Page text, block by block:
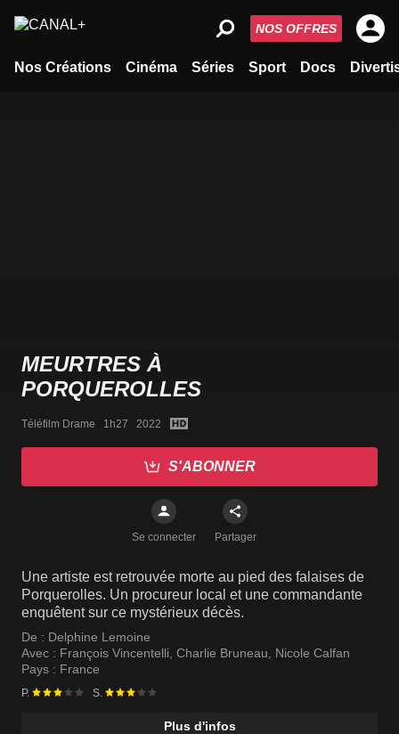
Nos Créations Cinéma Séries Sport Docs
NOS OFFRES
MEURTRES À
PORQUEROLLES
Téléfilm Drame   1h27   2022
S'ABONNER
Se connecter Partager
Une artiste est retrouvée morte au pied des falaises de
Porquerolles. Un procureur local et une commandante
enquêtent sur ce mystérieux décès.
De : Delphine Lemoine
Avec : François Vincentelli Charlie Bruneau
Nicole Calfan
Pays : France
P. S.
Plus d'infos